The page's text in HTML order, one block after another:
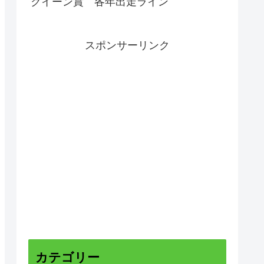
スポンサーリンク
カテゴリー